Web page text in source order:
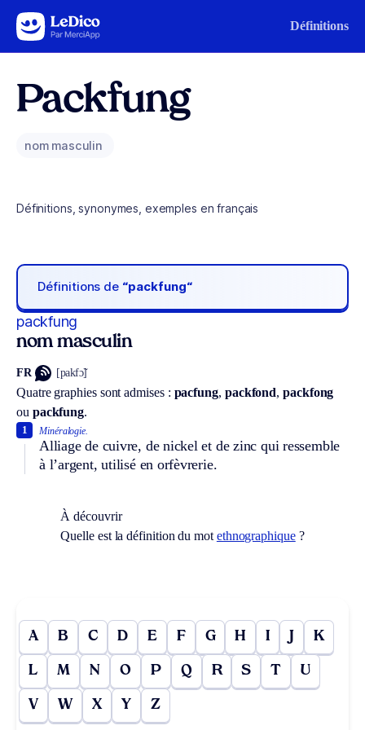
Aller au contenu Définitions
Packfung
nom masculin
Définitions, synonymes, exemples en français
Définitions de “packfung“
packfung
nom masculin
FR [pakfɔ̃]
Quatre graphies sont admises : pacfung, packfond,packfong
ou packfung.
Minéralogie.
Alliage de cuivre, de nickel et de zinc qui ressemble
à l’argent, utilisé en orfèvrerie.
1
À découvrir
Quelle est la définition du mot ethnographique?
A B C D E F G H I J K
L M N O P Q R S T U
V W X Y Z